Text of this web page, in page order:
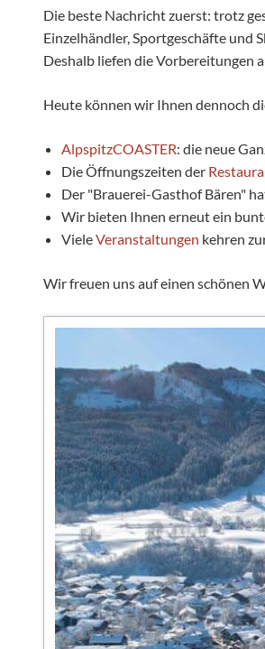
Die beste Nachricht zuerst: trotz
Einzelhändler, Sportgeschäfte und
Deshalb liefen die Vorbereitungen
Heute können wir Ihnen dennoch
AlpspitzCOASTER: die neue
Die Öffnungszeiten der
Der "Brauerei-Gasthof Bären"
Wir bieten Ihnen erneut ein
VieleVeranstaltungen kehren
Wir freuen uns auf einen schönen